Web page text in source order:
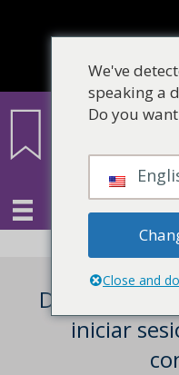
Debe ser un
iniciar
We've
speaking a
Do you
Close and